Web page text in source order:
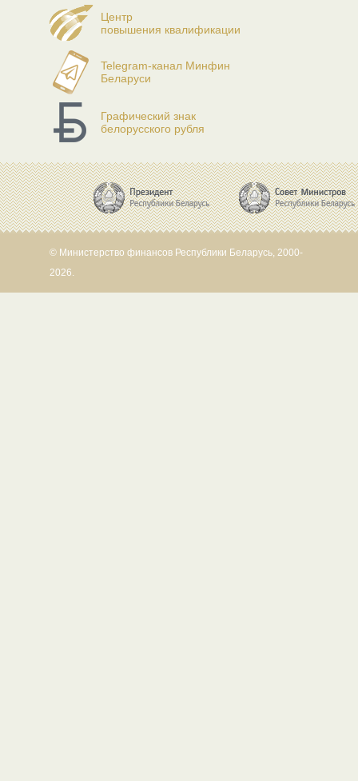
Центр
повышения квалификации
Telegram-канал Минфин
Беларуси
Графический знак
белорусского рубля
© Министерство финансов Республики Беларусь, 2000-
2026.